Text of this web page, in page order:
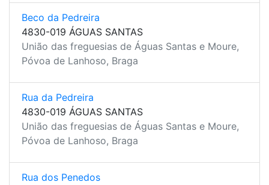
Beco da Pedreira
4830-019 ÁGUAS SANTAS
União das freguesias de Águas Santas e Moure,
Póvoa de Lanhoso, Braga
Rua da Pedreira
4830-019 ÁGUAS SANTAS
União das freguesias de Águas Santas e Moure,
Póvoa de Lanhoso, Braga
Rua dos Penedos